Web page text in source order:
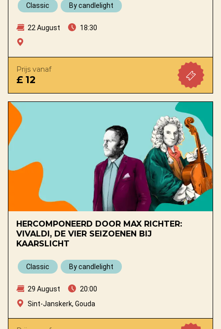
Classic By candlelight
22 August 18:30
Prijs vanaf
£ 12
HERCOMPONEERD DOOR MAX RICHTER:
VIVALDI, DE VIER SEIZOENEN BIJ
KAARSLICHT
Classic By candlelight
29 August
20:00
Sint-Janskerk, Gouda